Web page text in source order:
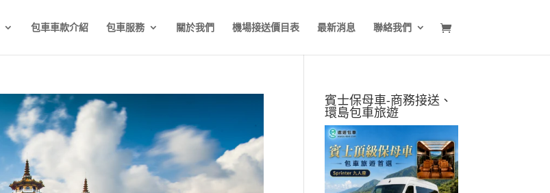
包車車款介紹 包車服務 關於我們 機場接送價目表 最新消息 聯絡我們
賓士保母車-商務接送、
環島包車旅遊